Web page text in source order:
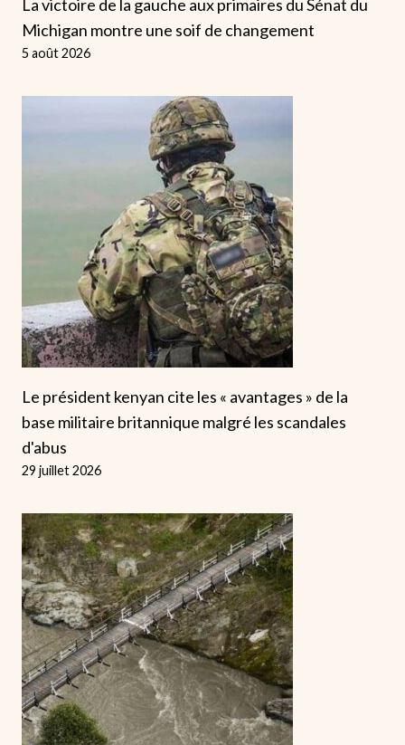
La victoire de la gauche aux primaires du Sénat du
Michigan montre une soif de changement
5 août 2026
Le président kenyan cite les « avantages » de la
base militaire britannique malgré les scandales
d'abus
29 juillet 2026